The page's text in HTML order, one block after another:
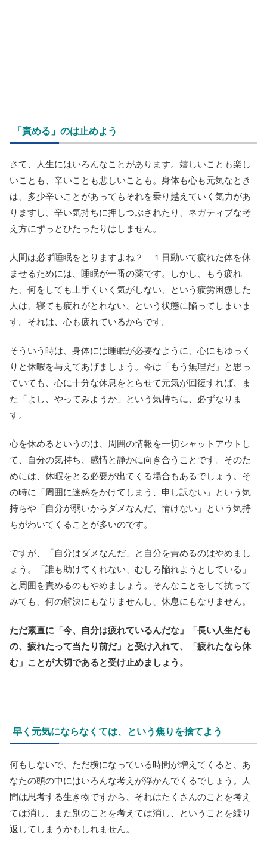
「責める」のは止めよう
さて、人生にはいろんなことがあります。嬉しいことも楽し
いことも、辛いことも悲しいことも。身体も心も元気なとき
は、多少辛いことがあってもそれを乗り越えていく気力があ
りますし、辛い気持ちに押しつぶされたり、ネガティブな考
え方にずっとひたったりはしません。
人間は必ず睡眠をとりますよね？ １日動いて疲れた体を休
ませるためには、睡眠が一番の薬です。しかし、もう疲れ
た、何をしても上手くいく気がしない、という疲労困憊した
人は、寝ても疲れがとれない、という状態に陥ってしまいま
す。それは、心も疲れているからです。
そういう時は、身体には睡眠が必要なように、心にもゆっく
りと休暇を与えてあげましょう。今は「もう無理だ」と思っ
ていても、心に十分な休息をとらせて元気が回復すれば、ま
た「よし、やってみようか」という気持ちに、必ずなりま
す。
心を休めるというのは、周囲の情報を一切シャットアウトし
て、自分の気持ち、感情と静かに向き合うことです。そのた
めには、休暇をとる必要が出てくる場合もあるでしょう。そ
の時に「周囲に迷惑をかけてしまう、申し訳ない」という気
持ちや「自分が弱いからダメなんだ、情けない」という気持
ちがわいてくることが多いのです。
ですが、「自分はダメなんだ」と自分を責めるのはやめまし
ょう。「誰も助けてくれない、むしろ陥れようとしている」
と周囲を責めるのもやめましょう。そんなことをして抗って
みても、何の解決にもなりませんし、休息にもなりません。
ただ素直に「今、自分は疲れているんだな」「長い人生だも
の、疲れたって当たり前だ」と受け入れて、「疲れたなら休
む」ことが大切であると受け止めましょう。
早く元気にならなくては、という焦りを捨てよう
何もしないで、ただ横になっている時間が増えてくると、あ
なたの頭の中にはいろんな考えが浮かんでくるでしょう。人
間は思考する生き物ですから、それはたくさんのことを考え
ては消し、また別のことを考えては消し、ということを繰り
返してしまうかもしれません。